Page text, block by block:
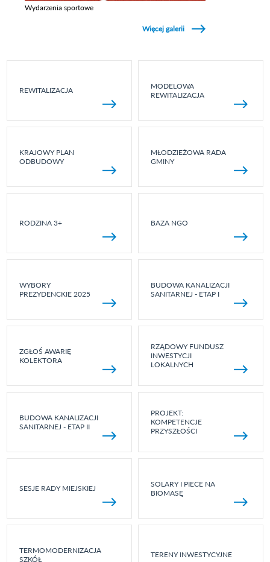
Wydarzenia sportowe
Więcej galerii
REWITALIZACJA
MODELOWA
REWITALIZACJA
KRAJOWY PLAN
ODBUDOWY
MŁODZIEŻOWA RADA
GMINY
RODZINA 3+ BAZA NGO
WYBORY
PREZYDENCKIE 2025
BUDOWA KANALIZACJI
SANITARNEJ - ETAP I
ZGŁOŚ AWARIĘ
KOLEKTORA
RZĄDOWY FUNDUSZ
INWESTYCJI
LOKALNYCH
BUDOWA KANALIZACJI
SANITARNEJ - ETAP II
PROJEKT:
KOMPETENCJE
PRZYSZŁOŚCI
SESJE RADY MIEJSKIEJ
SOLARY I PIECE NA
BIOMASĘ
TERMOMODERNIZACJA
SZKÓŁ
TERENY INWESTYCYJNE